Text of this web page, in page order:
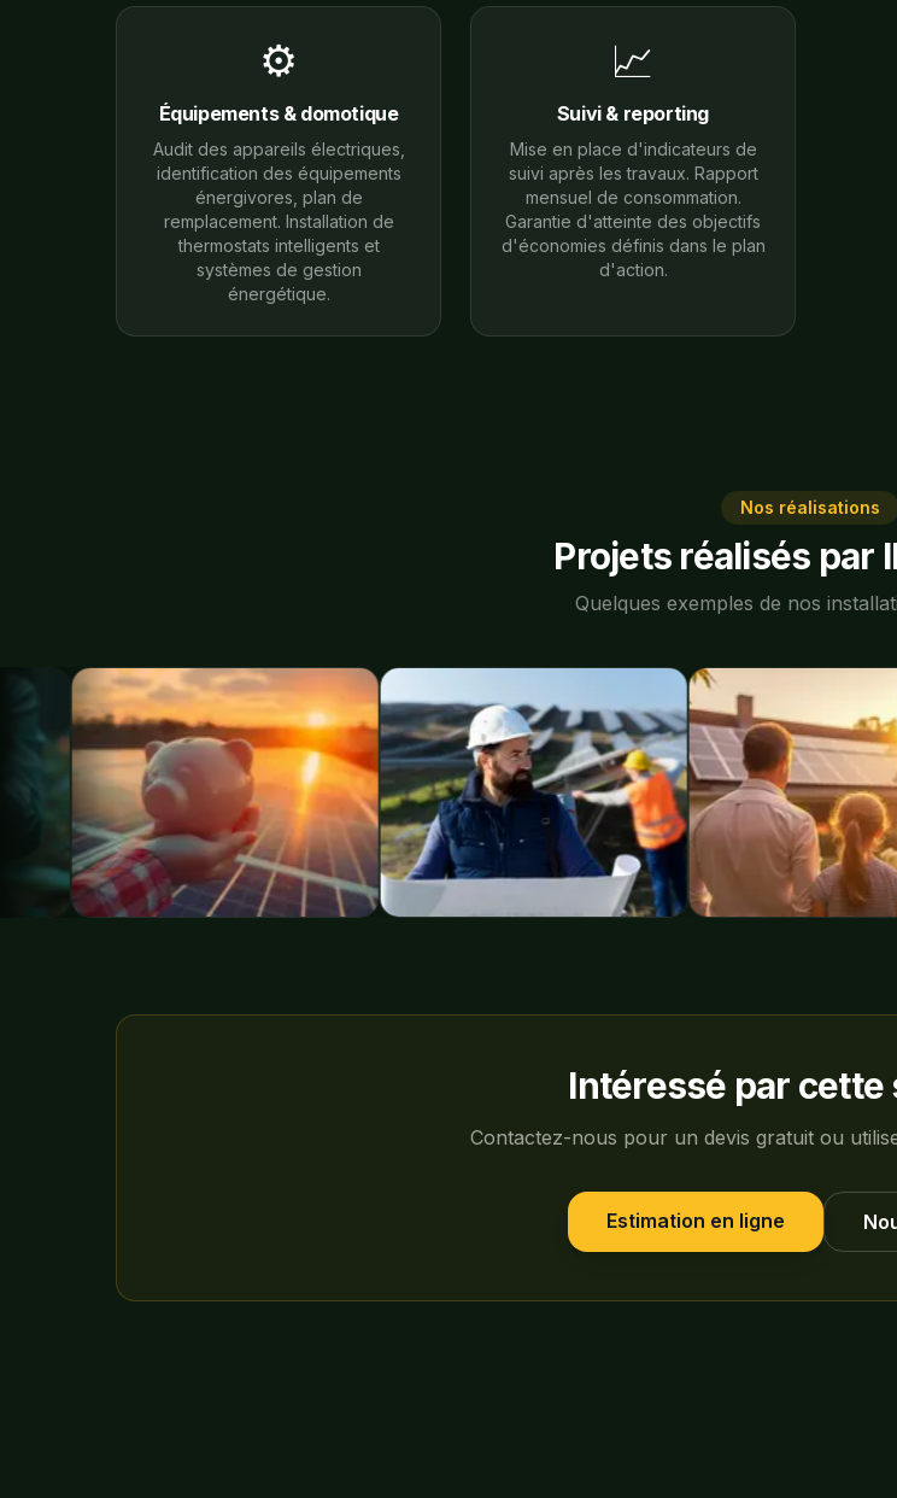
⚙️
Équipements & domotique
Audit des appareils électriques,
identification des équipements
énergivores, plan de
remplacement. Installation de
thermostats intelligents et
systèmes de gestion
énergétique.
📈
Suivi & reporting
Mise en place d'indicateurs de
suivi après les travaux. Rapport
mensuel de consommation.
Garantie d'atteinte des objectifs
d'économies définis dans le plan
d'action.
Nos réalisations
Projets réalisés par
Quelques exemples de nos
Intéressé par cette
Contactez-nous pour un devis gratuit ou
Estimation en ligne